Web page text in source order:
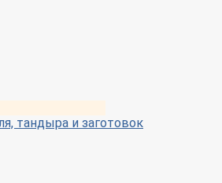
тандыра и заготовок